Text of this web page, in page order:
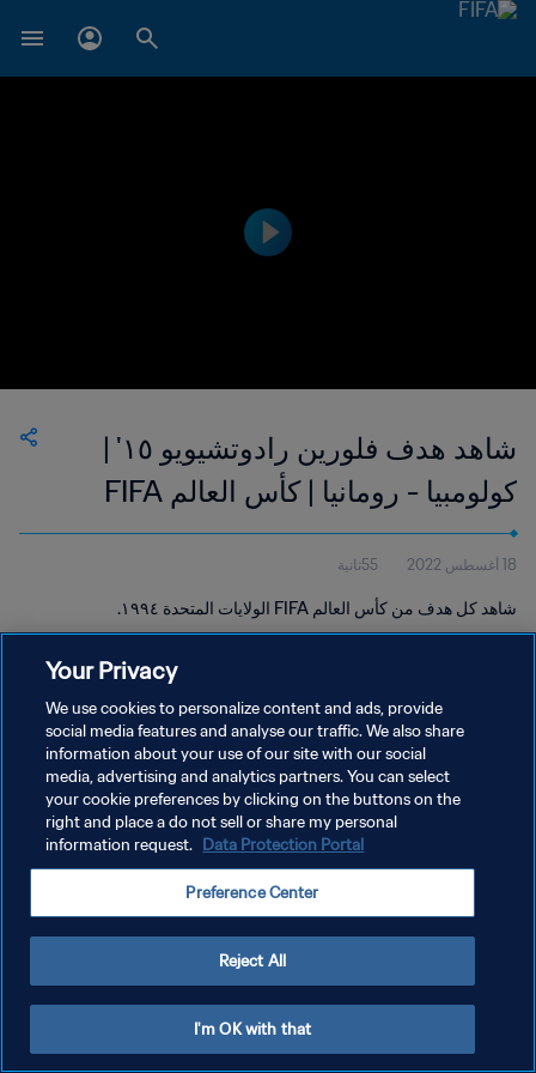
شاهد هدف فلورين رادوتشيويو ١٥' |
كولومبيا - رومانيا | كأس العالم FIFA
الولايات المتحدة ١٩٩٤
18 أغسطس 2022 55ثانية
شاهد كل هدف من كأس العالم FIFA الولايات المتحدة ١٩٩٤.
سياسة الخصوصية
شروط الخدمة
إدارة تفضيلات ملفات تعريف الارتباط
Your Privacy
We use cookies to personalize content and ads, provide
social media features and analyse our traffic. We also share
information about your use of our site with our social
media, advertising and analytics partners. You can select
your cookie preferences by clicking on the buttons on the
right and place a do not sell or share my personal
information request. Data Protection Portal
Preference Center
Reject All
I'm OK with that